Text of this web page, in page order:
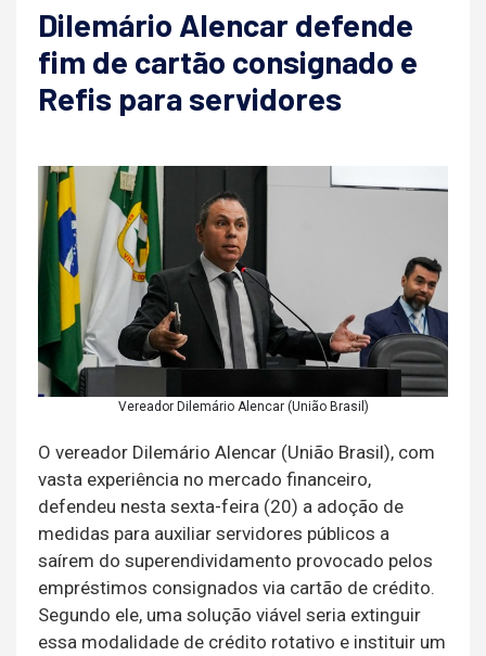
Dilemário Alencar defende
fim de cartão consignado e
Refis para servidores
Vereador Dilemário Alencar (União Brasil)
O vereador Dilemário Alencar (União Brasil), com
vasta experiência no mercado financeiro,
defendeu nesta sexta-feira (20) a adoção de
medidas para auxiliar servidores públicos a
saírem do superendividamento provocado pelos
empréstimos consignados via cartão de crédito.
Segundo ele, uma solução viável seria extinguir
essa modalidade de crédito rotativo e instituir um